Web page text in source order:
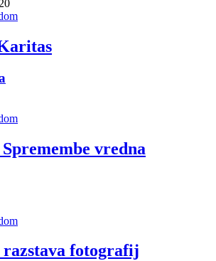
vredna
fotografij